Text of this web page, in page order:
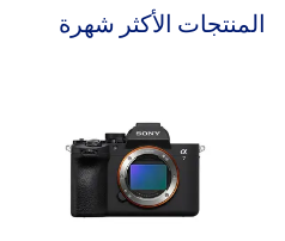
‫المنتجات الأكثر شهرة‬